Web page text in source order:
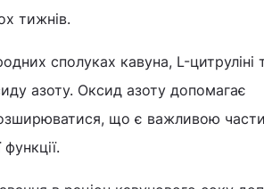
тижнів.
сполуках кавуна, L-цитруліні
азоту. Оксид азоту допомагає
що є важливою